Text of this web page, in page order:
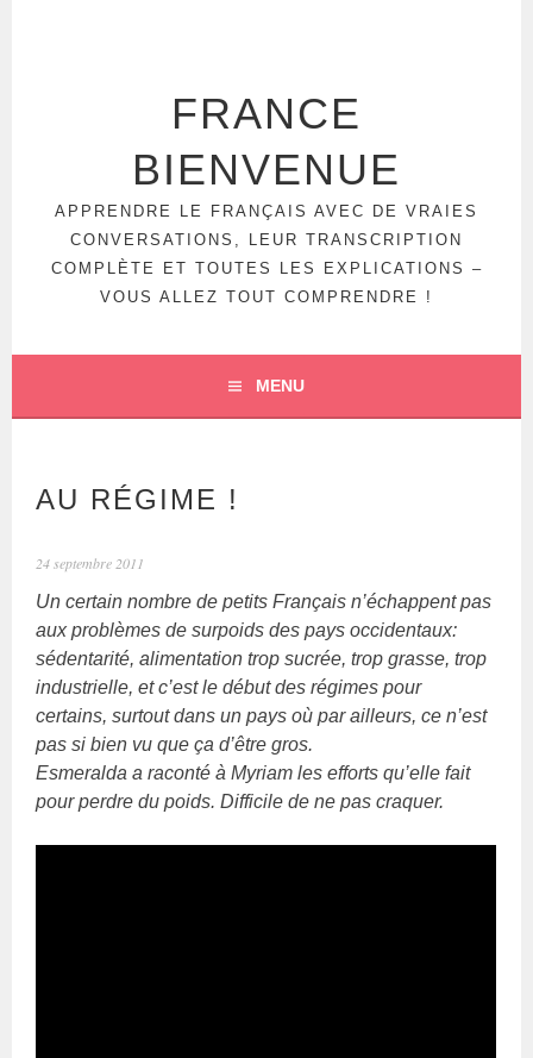
FRANCE
BIENVENUE
APPRENDRE LE FRANÇAIS AVEC DE VRAIES
CONVERSATIONS, LEUR TRANSCRIPTION
COMPLÈTE ET TOUTES LES EXPLICATIONS –
VOUS ALLEZ TOUT COMPRENDRE !
MENU
AU RÉGIME !
24 septembre 2011
Un certain nombre de petits Français n’échappent pas
aux problèmes de surpoids des pays occidentaux:
sédentarité, alimentation trop sucrée, trop grasse, trop
industrielle, et c’est le début des régimes pour
certains, surtout dans un pays où par ailleurs, ce n’est
pas si bien vu que ça d’être gros.
Esmeralda a raconté à Myriam les efforts qu’elle fait
pour perdre du poids. Difficile de ne pas craquer.